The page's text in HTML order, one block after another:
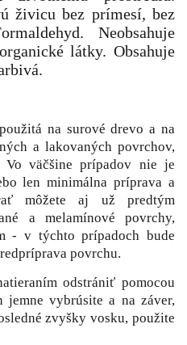
živicu bez prímesí, bez
Neobsahuje
látky. Obsahuje
na surové drevo a na
a lakovaných povrchov,
väčšine prípadov nie je
len minimálna príprava a
môžete aj už predtým
a melamínové povrchy,
- v týchto prípadoch bude
povrchu.
odstrániť pomocou
jemne vybrúsite a na záver,
zvyšky vosku, použite